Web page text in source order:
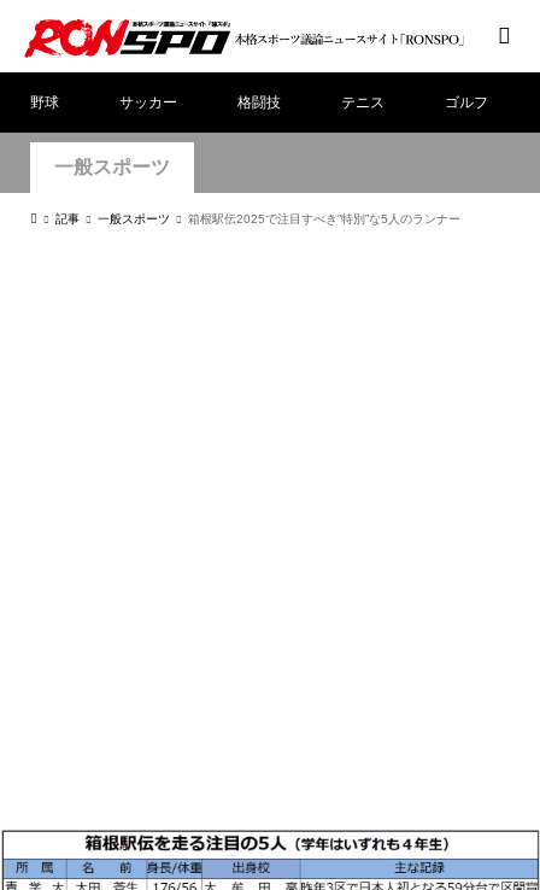
野球 サッカー 格闘技 テニス ゴルフ
一般スポーツ
記事 一般スポーツ 箱根駅伝2025で注目すべき”特別”な5人のランナー